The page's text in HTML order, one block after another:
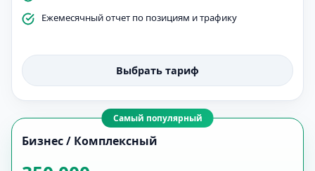
Ежемесячный отчет по позициям и трафику
Выбрать тариф
Самый популярный
Бизнес / Комплексный